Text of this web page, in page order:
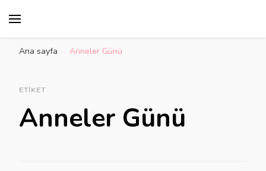
Ana sayfa Anneler Günü
ETIKET
Anneler Günü